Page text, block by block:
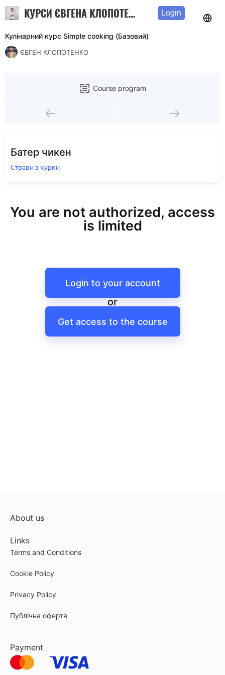
КУРСИ ЄВГЕНА КЛОПОТЕНКА Login
Кулінарний курс Simple cooking (Базовий)
ЄВГЕН КЛОПОТЕНКО
Course program
Батер чикен
Страви з курки
You are not authorized, access
is limited
Login to your account
or
Get access to the course
About us
Links
Terms and Conditions
Cookie Policy
Privacy Policy
Публічна оферта
Payment